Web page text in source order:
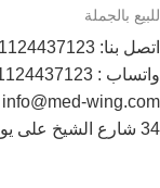
للبيع بالجملة
اتصل بنا: 01124437123
واتساب : 01124437123
info@med-wing.com
34 شارع الشيخ على يوسف , السيدة زينب , القاهرة